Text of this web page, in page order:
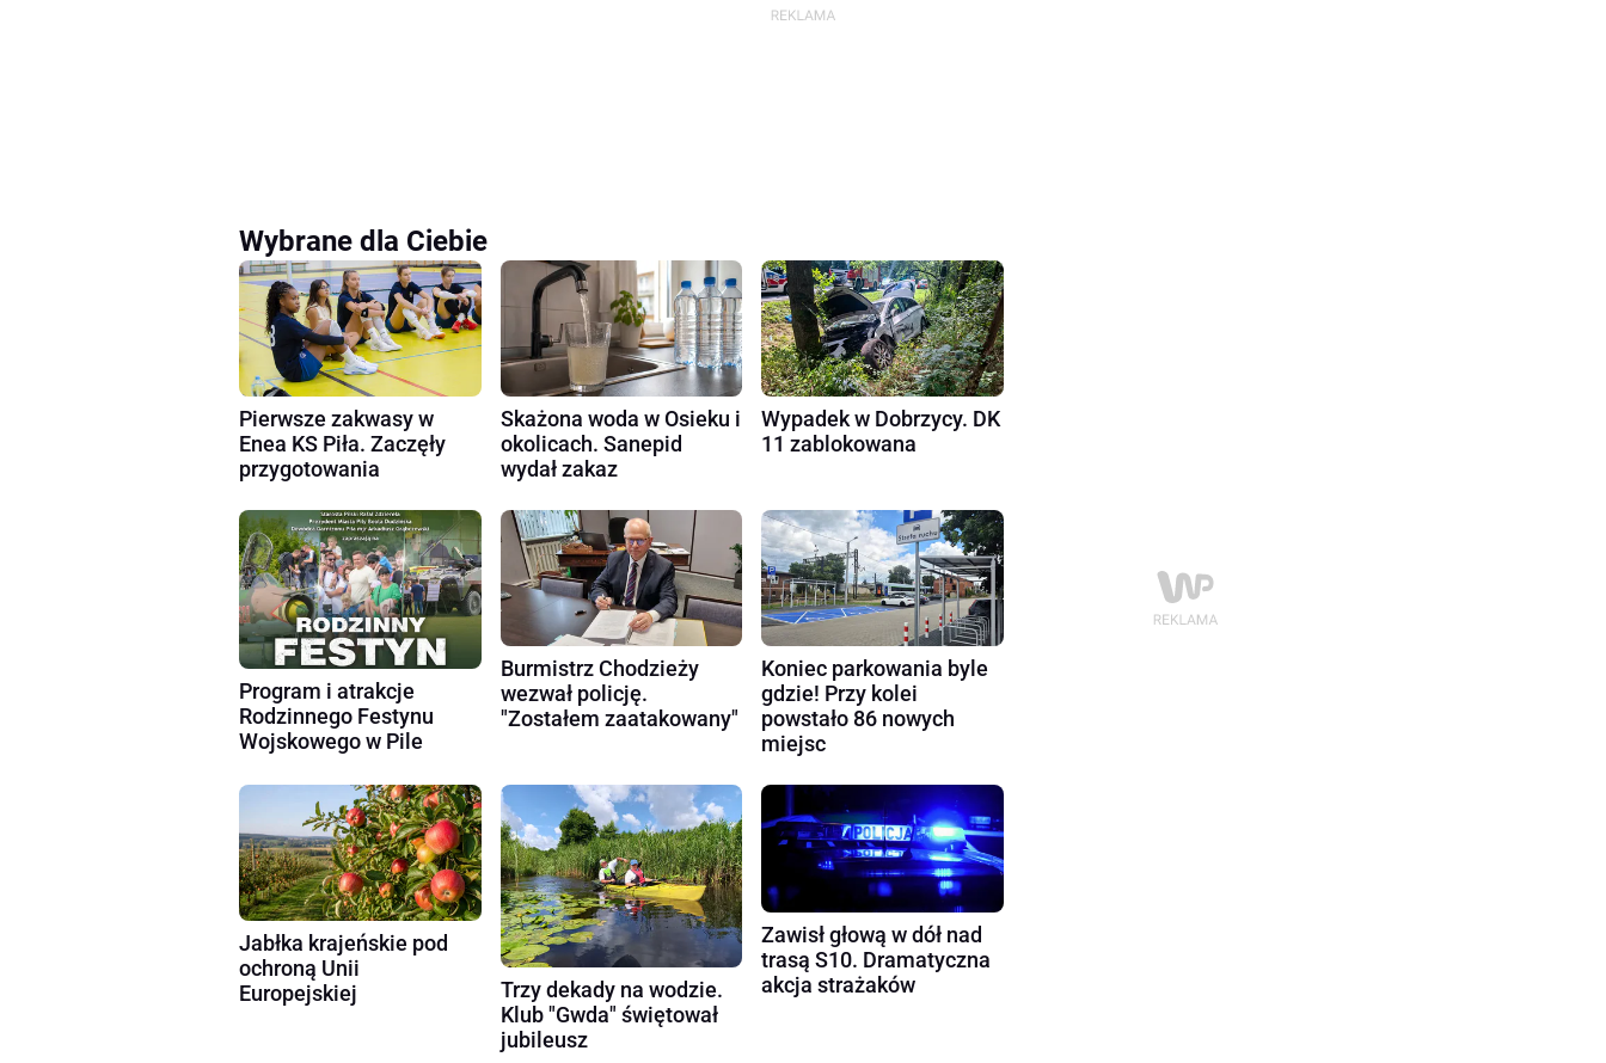
Wybrane dla Ciebie
Pierwsze zakwasy w
Enea KS Piła. Zaczęły
przygotowania
Skażona woda w Osieku i
okolicach. Sanepid
wydał zakaz
Wypadek w Dobrzycy. DK
11 zablokowana
Program i atrakcje
Rodzinnego Festynu
Wojskowego w Pile
Burmistrz Chodzieży
wezwał policję.
"Zostałem zaatakowany"
Koniec parkowania byle
gdzie! Przy kolei
powstało 86 nowych
miejsc
Jabłka krajeńskie pod
ochroną Unii
Europejskiej
Trzy dekady na wodzie.
Klub "Gwda" świętował
jubileusz
Zawisł głową w dół nad
trasą S10. Dramatyczna
akcja strażaków